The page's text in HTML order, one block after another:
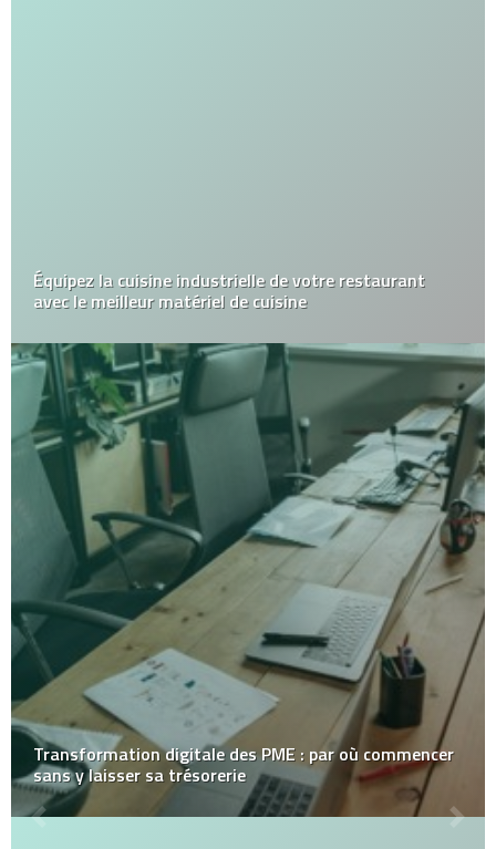
Équipez la cuisine industrielle de votre restaurant
avec le meilleur matériel de cuisine
Transformation digitale des PME : par où commencer
sans y laisser sa trésorerie